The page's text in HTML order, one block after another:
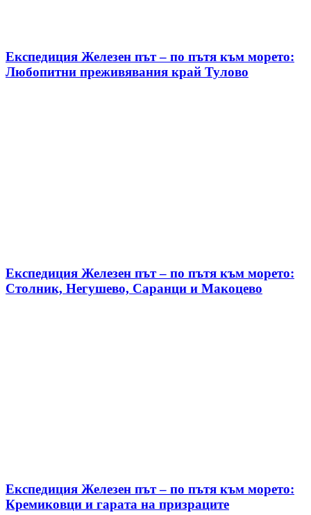
Експедиция Железен път – по пътя към морето:
Любопитни преживявания край Тулово
Експедиция Железен път – по пътя към морето:
Столник, Негушево, Саранци и Макоцево
Експедиция Железен път – по пътя към морето:
Кремиковци и гарата на призраците